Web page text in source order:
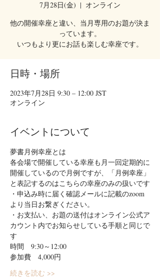
7月28日(金)
  |
オンライン
他の開催幸座と違い、当月専用のお題が決ま
っています。
いつもより更にお話も楽しむ幸座です。
日時・場所
2023年7月28日 9:30 – 12:00 JST
オンライン
イベントについて
夢書月例幸座とは
各会場で開催している幸座も月一回定期的に
開催しているので月例ですが、「月例幸座」
と表記するのはこちらの幸座のみの扱いです
・申込み時に届く確認メールに記載のzoom
より当日お繋ぎください。
・お支払い、お題の送付はオンライン公式ア
カウント内でお知らせしている手順と同じで
す
時間　9:30～12:00
参加費　4,000円
続きを読む >>